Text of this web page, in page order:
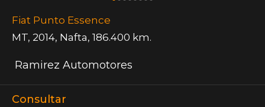
Fiat Punto Essence
MT, 2014, Nafta, 186.400 km.
Ramirez Automotores
Consultar